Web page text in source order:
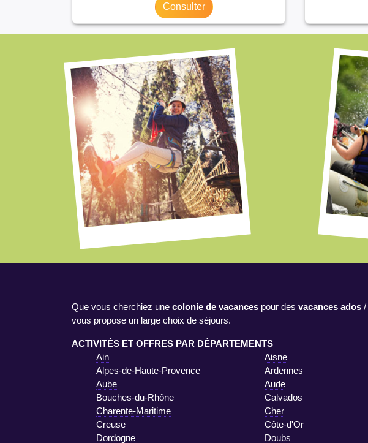
Consulter
Que vous cherchiez une colonie de vacances pour des vacances ados /
vous propose un large choix de séjours.
ACTIVITÉS ET OFFRES PAR DÉPARTEMENTS
Ain
Aisne
Alpes-de-Haute-Provence
Ardennes
Aube
Aude
Bouches-du-Rhône
Calvados
Charente-Maritime
Cher
Creuse
Côte-d'Or
Dordogne
Doubs